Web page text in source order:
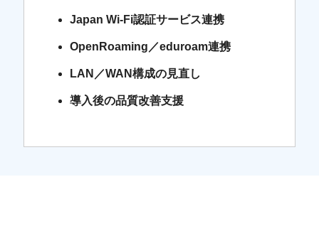
Japan Wi-Fi認証サービス連携
OpenRoaming／eduroam連携
LAN／WAN構成の見直し
導入後の品質改善支援